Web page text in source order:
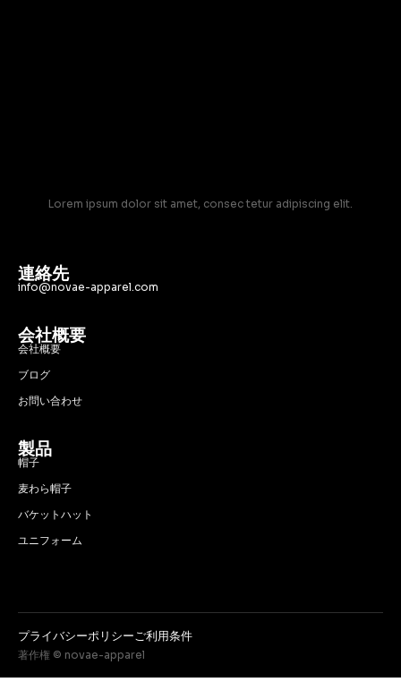
Lorem ipsum dolor sit amet, consec tetur adipiscing elit.
連絡先
info@novae-apparel.com
会社概要
会社概要
ブログ
お問い合わせ
製品
帽子
麦わら帽子
バケットハット
ユニフォーム
著作権 © novae-apparel
プライバシーポリシーご利用条件